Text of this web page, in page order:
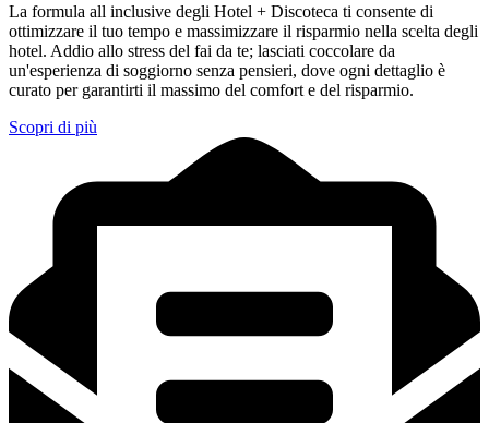
La formula all inclusive degli Hotel + Discoteca ti consente di
ottimizzare il tuo tempo e massimizzare il risparmio nella scelta degli
hotel. Addio allo stress del fai da te; lasciati coccolare da
un'esperienza di soggiorno senza pensieri, dove ogni dettaglio è
curato per garantirti il massimo del comfort e del risparmio.
Scopri di più